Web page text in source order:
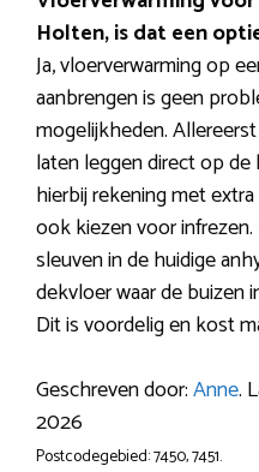
Holten, is dat een
Ja, vloerverwarming op
aanbrengen is geen
mogelijkheden.
laten leggen direct op
hierbij rekening met
ook kiezen voor
sleuven in de huidige
dekvloer waar de buizen
Dit is voordelig en kost
Geschreven door:Anne.
2026
Postcodegebied: 7450, 7451.